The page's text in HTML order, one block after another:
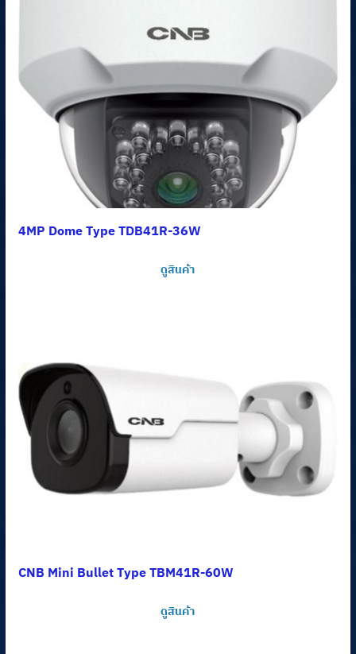
4MP Dome Type TDB41R-36W
ดูสินค้า
CNB Mini Bullet Type TBM41R-60W
ดูสินค้า